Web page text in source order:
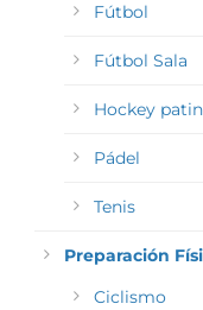
Fútbol
Fútbol Sala
Hockey
Pádel
Tenis
Preparación
Ciclismo